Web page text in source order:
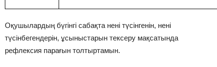
Оқушылардың бүгінгі сабақта нені түсінгенін, нені
түсінбегендерін, ұсыныстарын тексеру мақсатында
рефлексия парағын толтыртамын.